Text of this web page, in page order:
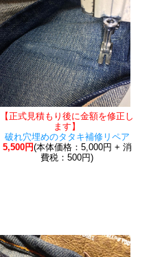
【正式見積もり後に金額を修正し
ます】
破れ穴埋めのタタキ補修リペア
5,500円(本体価格：5,000円 + 消
費税：500円)